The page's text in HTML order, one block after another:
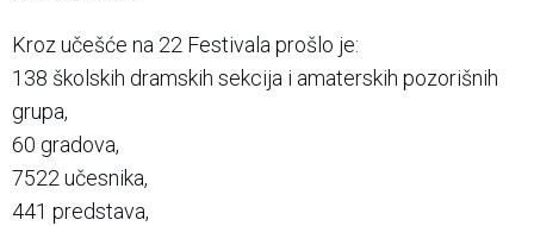
Kroz učešće na 22 Festivala prošlo je:
138 školskih dramskih sekcija i amaterskih pozorišnih
grupa,
60 gradova,
7522 učesnika,
441 predstava,